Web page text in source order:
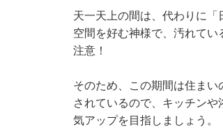
天一天上の間は、代わりに
空間を好む神様で、汚れて
注意！
そのため、この期間は住ま
されているので、キッチン
気アップを目指しましょう。